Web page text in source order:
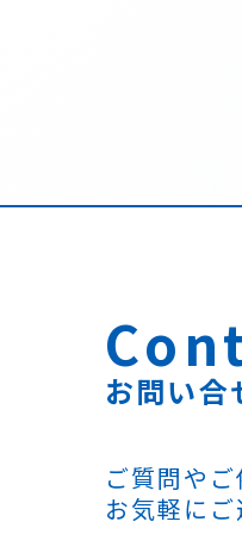
お問い合
ご質問や
お気軽に